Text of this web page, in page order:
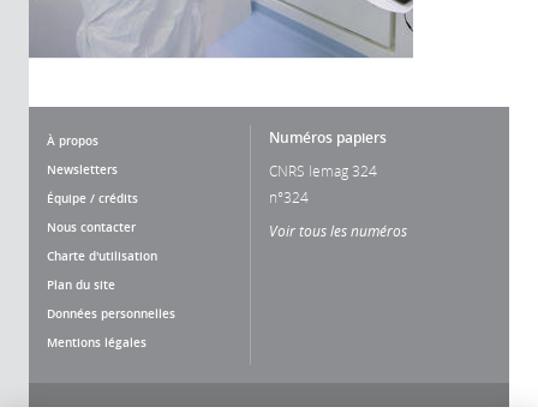
À propos
Newsletters
Équipe / crédits
Nous contacter
Charte d'utilisation
Plan du site
Données personnelles
Mentions légales
Numéros papiers
CNRS lemag 324
n°324
Voir tous les numéros